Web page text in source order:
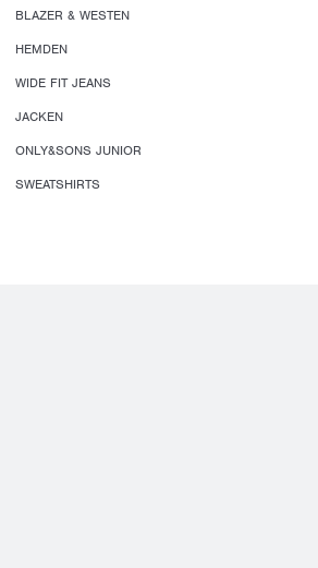
BLAZER & WESTEN
HEMDEN
WIDE FIT JEANS
JACKEN
ONLY&SONS JUNIOR
SWEATSHIRTS